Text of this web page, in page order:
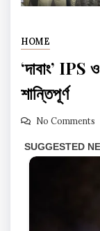
HOME
‘দাবাং’ IPS
শান্তিপূর্ণ
No Comments